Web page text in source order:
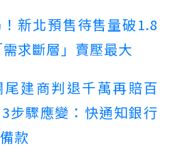
新北預售待售量破1.8
求斷層」賣壓最大
建商判退千萬再賠百
步驟應變：快通知銀行
款